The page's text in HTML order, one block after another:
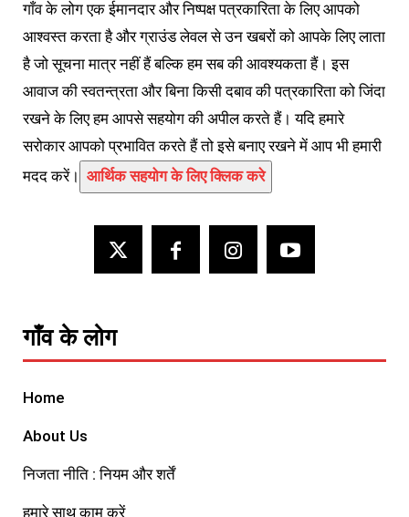
गाँव के लोग एक ईमानदार और निष्पक्ष पत्रकारिता के लिए आपको
आश्वस्त करता है और ग्राउंड लेवल से उन खबरों को आपके लिए लाता
है जो सूचना मात्र नहीं हैं बल्कि हम सब की आवश्यकता हैं। इस
आवाज की स्वतन्त्रता और बिना किसी दबाव की पत्रकारिता को जिंदा
रखने के लिए हम आपसे सहयोग की अपील करते हैं। यदि हमारे
सरोकार आपको प्रभावित करते हैं तो इसे बनाए रखने में आप भी हमारी
मदद करें। आर्थिक सहयोग के लिए क्लिक करे
गाँव के लोग
Home
About Us
निजता नीति : नियम और शर्तें
हमारे साथ काम करें